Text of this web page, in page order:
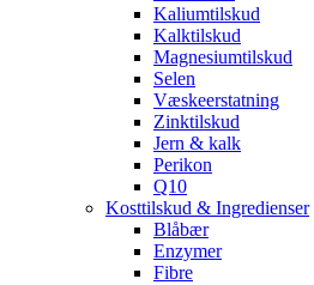
Kaliumtilskud
Kalktilskud
Magnesiumtilskud
Selen
Væskeerstatning
Zinktilskud
Jern & kalk
Perikon
Q10
Kosttilskud & Ingredienser
Blåbær
Enzymer
Fibre